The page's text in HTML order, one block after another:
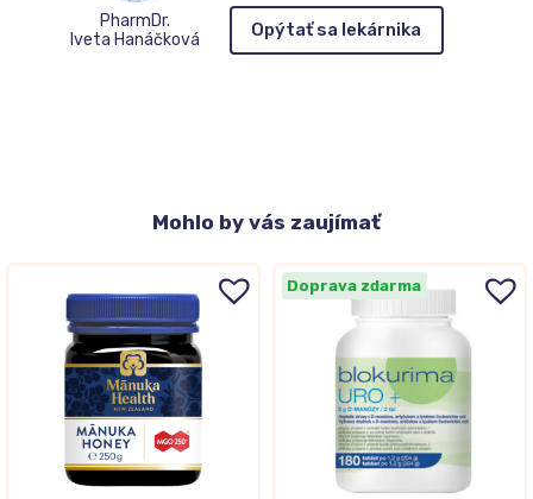
PharmDr.
Iveta Hanáčková
Opýtať sa lekárnika
Mohlo by vás zaujímať
Doprava zdarma